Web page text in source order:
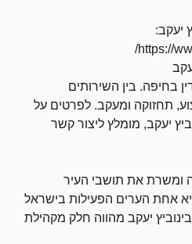
יעקב:
https://
בחיפה. בין השירותים
תחזוקה ומעקב. לפרטים על
יעקב, מומלץ ליצור קשר
ומשרת את תושבי העיר
אחת הערים הפעילות בישראל
יעקב מהווה חלק מקהילת